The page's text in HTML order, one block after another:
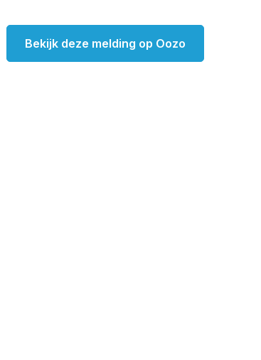
Bekijk deze melding op Oozo